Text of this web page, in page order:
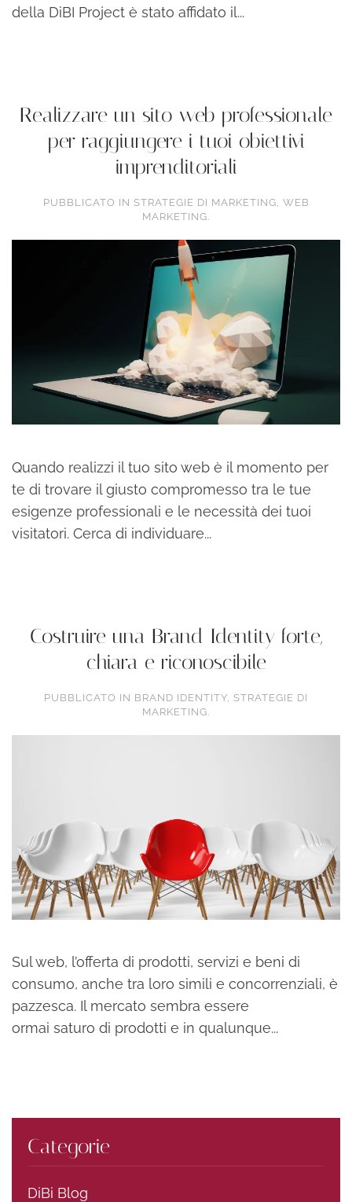
della DiBI Project è stato affidato il...
Realizzare un sito web professionale
per raggiungere i tuoi obiettivi
imprenditoriali
PUBBLICATO IN STRATEGIE DI MARKETING, WEB
MARKETING.
Quando realizzi il tuo sito web è il momento per
te di trovare il giusto compromesso tra le tue
esigenze professionali e le necessità dei tuoi
visitatori. Cerca di individuare...
Costruire una Brand Identity forte,
chiara e riconoscibile
PUBBLICATO IN BRAND IDENTITY STRATEGIE DI
MARKETING
Sul web, l’offerta di prodotti, servizi e beni di
consumo, anche tra loro simili e concorrenziali, è
pazzesca. Il mercato sembra essere
ormai saturo di prodotti e in qualunque...
Categorie
DiBi Blog